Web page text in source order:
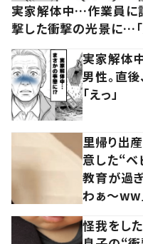
実家解体中…作業員に
撃した衝撃の光景に…「
実家解体
男性。直
「えっ」
里帰り出
意した“ベ
教育が過
わぁ～ww
怪我をし